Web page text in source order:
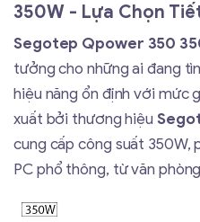
350W - Lựa Chọn
Segotep Qpower 350
tưởng cho những ai đang
hiệu năng ổn định với mức
xuất bởi thương hiệu
cung cấp công suất 350W,
PC phổ thông, từ văn